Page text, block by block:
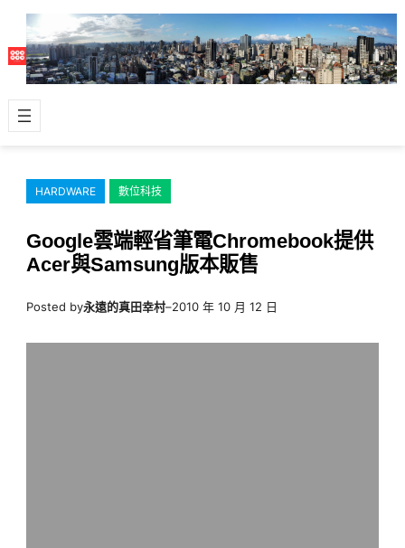
主
容
HARDWARE 數位科技
Google雲端輕省筆電Chromebook提供
Acer與Samsung版本販售
Posted by永遠的真田幸村–2010 年 10 月 12 日